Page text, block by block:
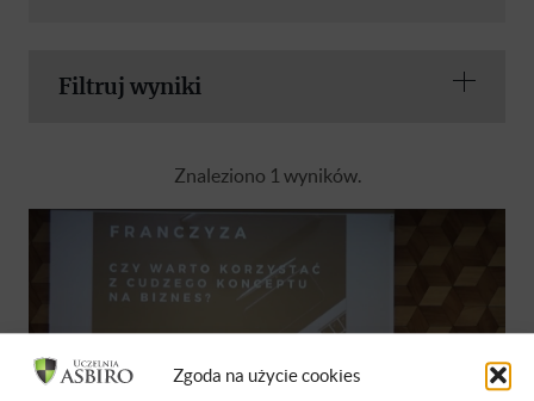
Zgoda na użycie cookies
Filtruj wyniki
Znaleziono 1 wyników.